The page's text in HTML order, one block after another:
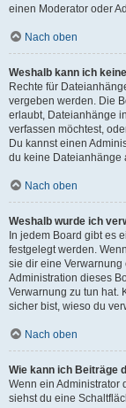
einen Moderator oder
Nach oben
Weshalb kann ich
Rechte für
vergeben werden. Die
erlaubt, Dateianhänge
verfassen möchtest,
Du kannst einen
du keine Dateianhänge
Nach oben
Weshalb wurde ich
In jedem Board gibt es
festgelegt werden.
sie dir eine
Administration dieses
Verwarnung zu tun hat.
sicher bist, wieso du
Nach oben
Wie kann ich Beiträge
Wenn ein Administrator
siehst du eine